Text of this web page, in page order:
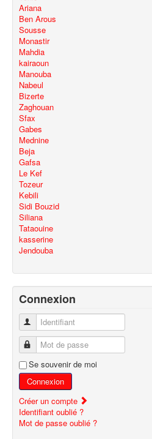
Ariana
Ben Arous
Sousse
Monastir
Mahdia
kairaoun
Manouba
Nabeul
Bizerte
Zaghouan
Sfax
Gabes
Mednine
Beja
Gafsa
Le Kef
Tozeur
Kebili
Sidi Bouzid
Siliana
Tataouine
kasserine
Jendouba
Connexion
Identifiant
Mot de passe
Se souvenir de moi
Connexion
Créer un compte
Identifiant oublié ?
Mot de passe oublié ?